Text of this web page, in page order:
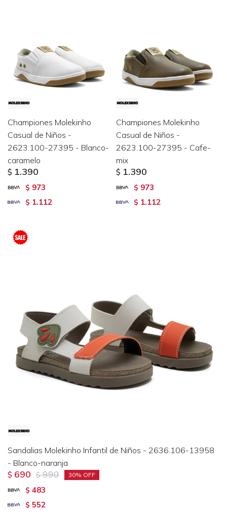
Championes Molekinho
Casual de Niños -
2623.100-27395 - Blanco-
caramelo
$ 1.390
$ 973
$ 1.112
Championes Molekinho
Casual de Niños -
2623.100-27395 - Cafe-
mix
$ 1.390
$ 973
$ 1.112
Sandalias Molekinho Infantil de Niños - 2636.106-13958
- Blanco-naranja
$ 690 $ 990 30
$ 483
$ 552